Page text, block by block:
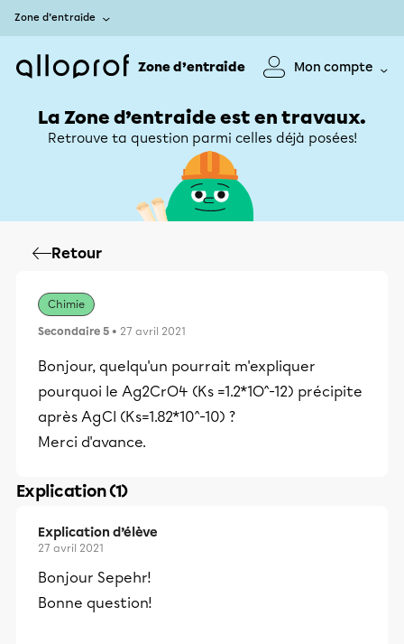
Zone d’entraide
Zone d’entraide Mon compte
La Zone d’entraide est en travaux.
Retrouve ta question parmi celles déjà posées!
Retour
Chimie
Secondaire 5 • 27 avril 2021
Bonjour, quelqu'un pourrait m'expliquer
pourquoi le Ag2CrO4 (Ks =1.2*1O^-12) précipite
après AgCl (Ks=1.82*10^-10) ?
Merci d'avance.
Explication (1)
Explication d’élève
27 avril 2021
Bonjour Sepehr!
Bonne question!